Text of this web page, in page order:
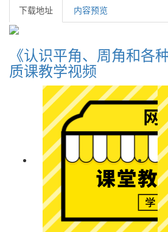
下载地址 内容预览
《认识平角、周角和各
质课教学视频